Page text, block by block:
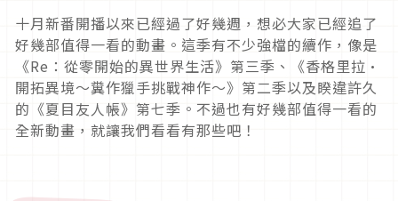
十月新番開播以來已經過了好幾週，想必大家已經追了
好幾部值得一看的動畫。這季有不少強檔的續作，像是
《Re：從零開始的異世界生活》第三季、《香格里拉·
開拓異境～糞作獵手挑戰神作～》第二季以及睽違許久
的《夏目友人帳》第七季。不過也有好幾部值得一看的
全新動畫，就讓我們看看有那些吧！